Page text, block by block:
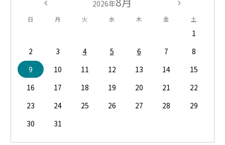
2026年
日 月 火 水 木 金 土
1
2
3 4 5 6 7
8
9
10 11 12 13 14
15
16
17 18 19 20 21
22
23
24 25 26 27 28
29
30
31